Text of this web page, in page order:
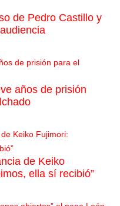
de Pedro Castillo y
años de prisión
de Keiko
ella sí recibió”